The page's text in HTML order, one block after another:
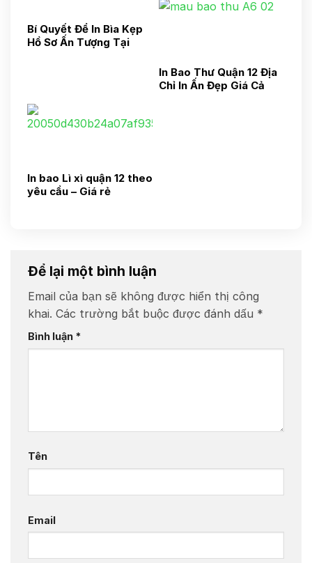
Bí Quyết Để In Bìa Kẹp
Hồ Sơ Ấn Tượng Tại
In Bao Thư Quận 12 Địa
Chỉ In Ấn Đẹp Giá Cả
In bao Lì xì quận 12 theo
yêu cầu – Giá rẻ
Để lại một bình luận
Email của bạn sẽ không được hiển thị công
khai. Các trường bắt buộc được đánh dấu *
Bình luận *
Tên
Email